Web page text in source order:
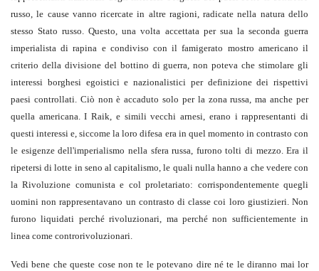
russo, le cause vanno ricercate in altre ragioni, radicate nella natura dello
stesso Stato russo. Questo, una volta accettata per sua la seconda guerra
imperialista di rapina e condiviso con il famigerato mostro americano il
criterio della divisione del bottino di guerra, non poteva che stimolare gli
interessi borghesi egoistici e nazionalistici per definizione dei rispettivi
paesi controllati. Ciò non è accaduto solo per la zona russa, ma anche per
quella americana. I Raik, e simili vecchi arnesi, erano i rappresentanti di
questi interessi e, siccome la loro difesa era in quel momento in contrasto con
le esigenze dell'imperialismo nella sfera russa, furono tolti di mezzo. Era il
ripetersi di lotte in seno al capitalismo, le quali nulla hanno a che vedere con
la Rivoluzione comunista e col proletariato: corrispondentemente quegli
uomini non rappresentavano un contrasto di classe coi loro giustizieri. Non
furono liquidati perché rivoluzionari, ma perché non sufficientemente in
linea come controrivoluzionari.
Vedi bene che queste cose non te le potevano dire né te le diranno mai lor